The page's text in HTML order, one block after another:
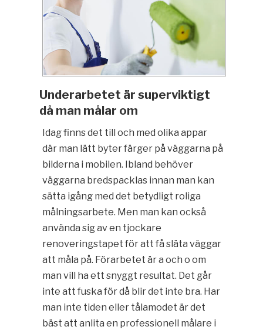
Underarbetet är superviktigt
då man målar om
Idag finns det till och med olika appar
där man lätt byter färger på väggarna på
bilderna i mobilen. Ibland behöver
väggarna bredspacklas innan man kan
sätta igång med det betydligt roliga
målningsarbete. Men man kan också
använda sig av en tjockare
renoveringstapet för att få släta väggar
att måla på. Förarbetet är a och o om
man vill ha ett snyggt resultat. Det går
inte att fuska för då blir det inte bra. Har
man inte tiden eller tålamodet är det
bäst att anlita en professionell målare i